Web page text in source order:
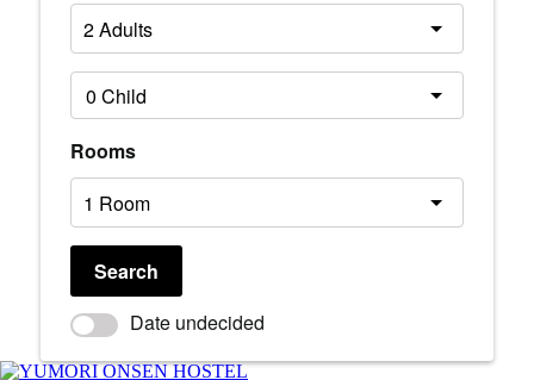
Rooms
Search
Date undecided